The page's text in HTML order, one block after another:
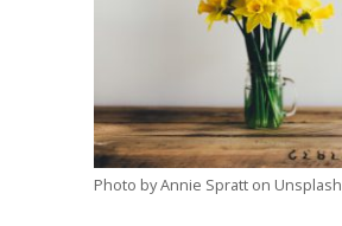
Photo by Annie Spratt on Unsplash